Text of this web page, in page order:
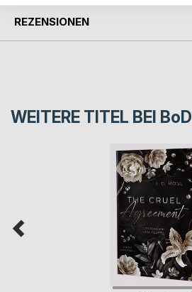
REZENSIONEN
WEITERE TITEL BEI BoD